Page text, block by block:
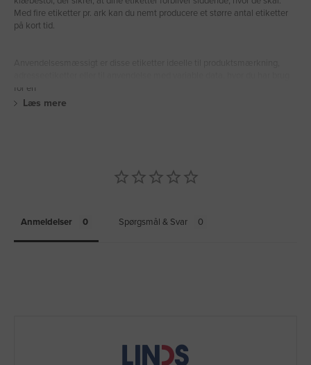
Med fire etiketter pr. ark kan du nemt producere et større antal etiketter
på kort tid.
for en
Læs mere
Anmeldelser Spørgsmål & Svar